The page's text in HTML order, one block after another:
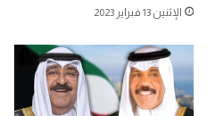
الإثنين 13 فبراير 2023